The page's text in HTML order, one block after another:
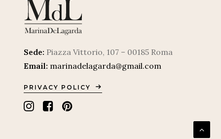
Sede: Piazza Vittorio, 107 – 00185 Roma
Email: marinadelagarda@gmail.com
PRIVACY POLICY